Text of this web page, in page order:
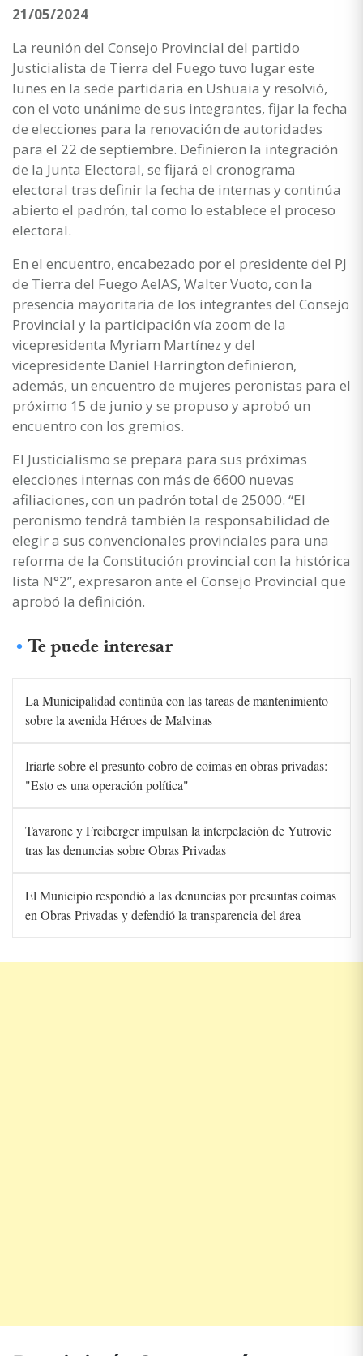
21/05/2024
La reunión del Consejo Provincial del partido
Justicialista de Tierra del Fuego tuvo lugar este
lunes en la sede partidaria en Ushuaia y resolvió,
con el voto unánime de sus integrantes, fijar la fecha
de elecciones para la renovación de autoridades
para el 22 de septiembre. Definieron la integración
de la Junta Electoral, se fijará el cronograma
electoral tras definir la fecha de internas y continúa
abierto el padrón, tal como lo establece el proceso
electoral.
En el encuentro, encabezado por el presidente del PJ
de Tierra del Fuego AeIAS, Walter Vuoto, con la
presencia mayoritaria de los integrantes del Consejo
Provincial y la participación vía zoom de la
vicepresidenta Myriam Martínez y del
vicepresidente Daniel Harrington definieron,
además, un encuentro de mujeres peronistas para el
próximo 15 de junio y se propuso y aprobó un
encuentro con los gremios.
El Justicialismo se prepara para sus próximas
elecciones internas con más de 6600 nuevas
afiliaciones, con un padrón total de 25000. “El
peronismo tendrá también la responsabilidad de
elegir a sus convencionales provinciales para una
reforma de la Constitución provincial con la histórica
lista N°2”, expresaron ante el Consejo Provincial que
aprobó la definición.
Te puede interesar
La Municipalidad continúa con las tareas de mantenimiento
sobre la avenida Héroes de Malvinas
Iriarte sobre el presunto cobro de coimas en obras privadas:
"Esto es una operación política"
Tavarone y Freiberger impulsan la interpelación de Yutrovic
tras las denuncias sobre Obras Privadas
El Municipio respondió a las denuncias por presuntas coimas
en Obras Privadas y defendió la transparencia del área